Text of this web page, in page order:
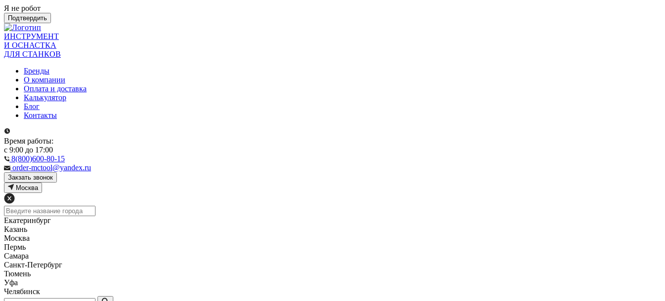
Я не робот
Подтвердить
ИНСТРУМЕНТ
И ОСНАСТКА
ДЛЯ СТАНКОВ
Бренды
О компании
Оплата и доставка
Калькулятор
Блог
Контакты
Время работы:
с 9:00 до 17:00
8(800)600-80-15
order-mctool@yandex.ru
Закзать звонок
Москва
Екатеринбург
Казань
Москва
Пермь
Самара
Санкт-Петербург
Тюмень
Уфа
Челябинск